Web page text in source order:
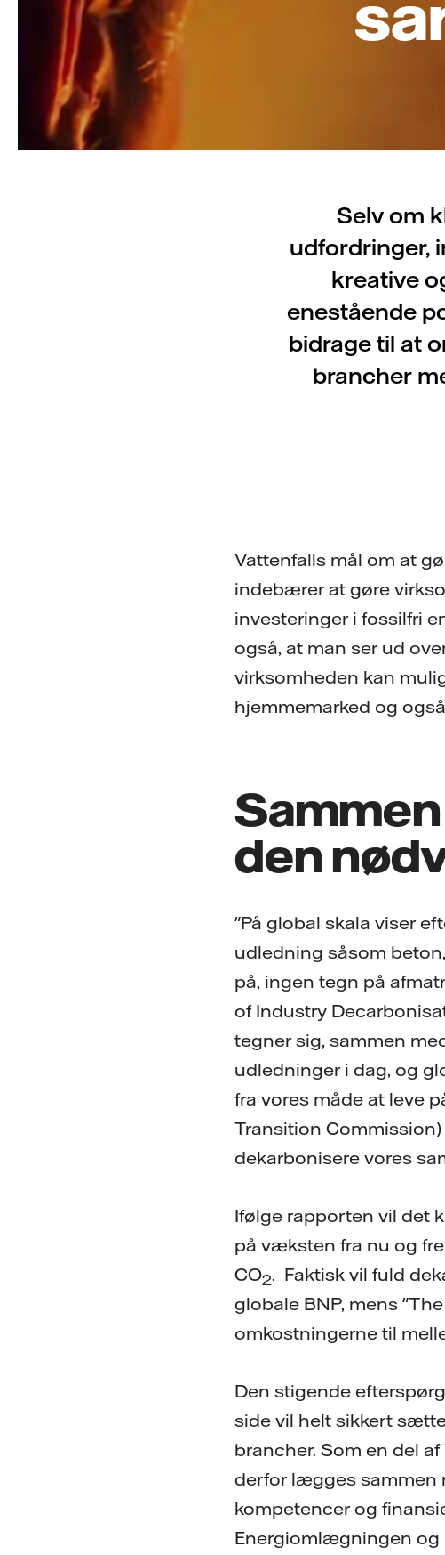
Selv om
udfordringer,
kreative
enestående
bidrage til at
brancher
Vattenfalls mål om at
indebærer at gøre
investeringer i fossilfri
også, at man ser ud
virksomheden kan
hjemmemarked og
den
"På global skala viser
udledning såsom
på, ingen tegn på
of Industry
tegner sig, sammen
udledninger i dag, og
fra vores måde at leve
Transition
dekarbonisere vores
Ifølge rapporten vil det
på væksten fra nu og
CO2. Faktisk vil fuld
globale BNP, mens
omkostningerne til
Den stigende
side vil helt sikkert
brancher. Som en del
derfor lægges sammen
kompetencer og
Energiomlægningen og